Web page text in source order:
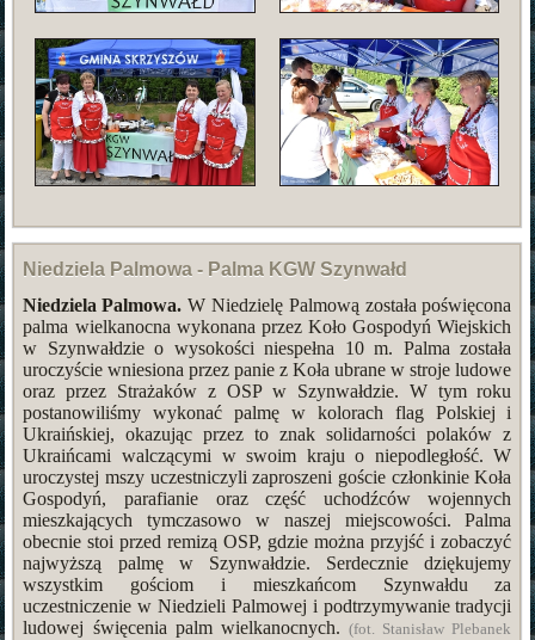
Niedziela Palmowa - Palma KGW Szynwałd
Niedziela Palmowa. W Niedzielę Palmową została poświęcona
palma wielkanocna wykonana przez Koło Gospodyń Wiejskich
w Szynwałdzie o wysokości niespełna 10 m. Palma została
uroczyście wniesiona przez panie z Koła ubrane w stroje ludowe
oraz przez Strażaków z OSP w Szynwałdzie. W tym roku
postanowiliśmy wykonać palmę w kolorach flag Polskiej i
Ukraińskiej, okazując przez to znak solidarności polaków z
Ukraińcami walczącymi w swoim kraju o niepodległość. W
uroczystej mszy uczestniczyli zaproszeni goście członkinie Koła
Gospodyń, parafianie oraz część uchodźców wojennych
mieszkających tymczasowo w naszej miejscowości. Palma
obecnie stoi przed remizą OSP, gdzie można przyjść i zobaczyć
najwyższą palmę w Szynwałdzie. Serdecznie dziękujemy
wszystkim gościom i mieszkańcom Szynwałdu za
uczestniczenie w Niedzieli Palmowej i podtrzymywanie tradycji
ludowej święcenia palm wielkanocnych. (fot. Stanisław Plebanek